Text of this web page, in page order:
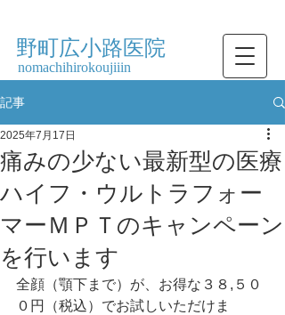
​野町広小路医院
nomachihirokoujiiin
記事
痛みの少ない最新型の医療
ハイフ・ウルトラフォー
マーＭＰＴのキャンペーン
を行います
2025年7月17日
全顔（顎下まで）が、お得な３８,５０
０円（税込）でお試しいただけま